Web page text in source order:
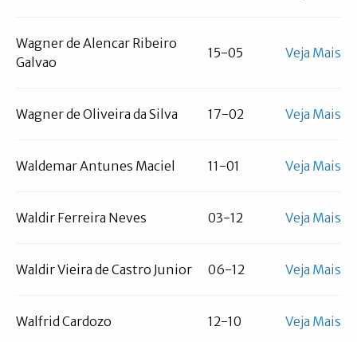
Wagner de Alencar Ribeiro
Galvao
15-05 Veja Mais
Wagner de Oliveira da Silva 17-02 Veja Mais
Waldemar Antunes Maciel 11-01 Veja Mais
Waldir Ferreira Neves 03-12 Veja Mais
Waldir Vieira de Castro Junior 06-12 Veja Mais
Walfrid Cardozo 12-10 Veja Mais